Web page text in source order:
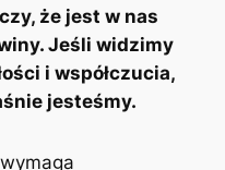
że jest w nas
Jeśli widzimy
i współczucia,
jesteśmy.